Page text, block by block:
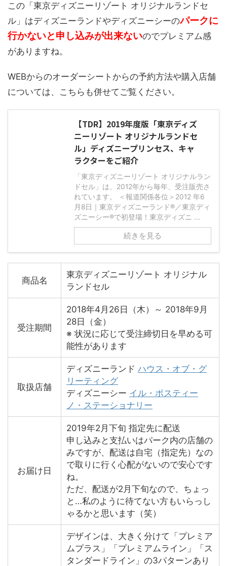
この「東京ディズニーリゾート オリジナルランドセ
ル」はディズニーランドやディズニーシーのパークに
行かないと申し込みが出来ないのでプレミアム感
がありますね。
WEBからのオーダーシートからの予約方法や購入店舗
については、こちらも併せてご覧ください。
【TDR】2019年度版「東京ディズ
ニーリゾート オリジナルランドセ
ル」ディズニープリンセス、キャ
ラクターをご紹介
「東京ディズニーリゾート オリジナルラン
ドセル」は、2012年から毎年、受注販売さ
れています。 ＜報道関係各位＞2012 年6
月8日｜東京ディズニーランド®／東京ディ
ズニーシー®で初登場！東京ディズニ ...
続きを見る
商品名
東京ディズニーリゾート オリジナル
ランドセル
受注期間
2018年4月26日（木）～ 2018年9月
28日（金）
※ 状況に応じて受注締切日を早める可
能性があります
取扱店舗
ディズニーランド ハウス・オブ・グ
リーティング
ディズニーシー イル・ポスティー
ノ・ステーショナリー
お届け日
2019年2月下旬 指定先に配送
申し込みと支払いはパーク内の店舗の
みですが、配送は自宅（指定先）なの
で取りに行く心配がないので安心です
ね。
ただ、配送が2月下旬なので、ちょっ
と…私のように待てない方もいらっし
ゃるかと思います（笑）
デザインは、大きく分けて「プレミア
ムプラス」「プレミアムライン」「ス
タンダードライン」の3パターンあり